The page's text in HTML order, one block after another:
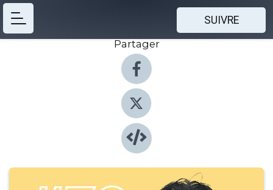
SUIVRE
Partager